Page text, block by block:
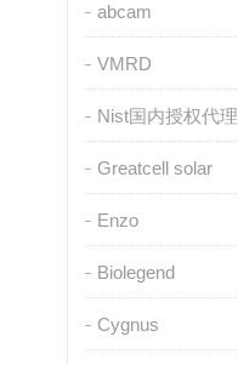
abcam
VMRD
Nist国内授权代理
Greatcell solar
Enzo
Biolegend
Cygnus